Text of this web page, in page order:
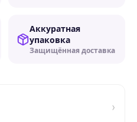
Аккуратная
упаковка
Защищённая доставка
›